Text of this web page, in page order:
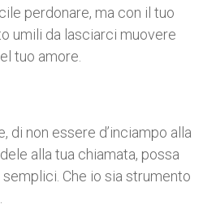
perdonare, ma con il tuo
umili da lasciarci muovere
tuo amore.
di non essere d’inciampo alla
alla tua chiamata, possa
Che io sia strumento